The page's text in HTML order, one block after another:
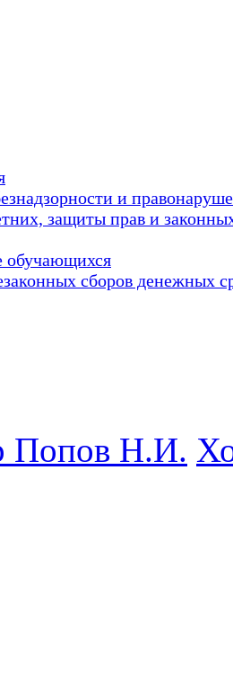
и
защиты прав и
обучающихся
сборов денежных
Попов Н.И.